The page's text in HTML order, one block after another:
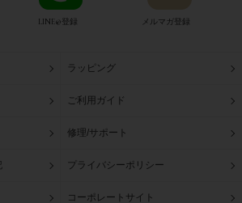
LINE@登録 メルマガ登録
ラッピング
ご利用ガイド
修理/サポート
プライバシーポリシー
コーポレートサイト